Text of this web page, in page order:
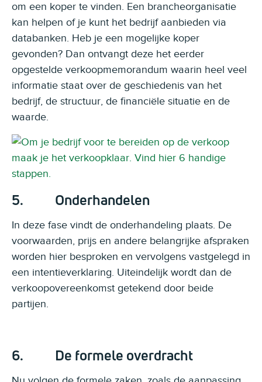
om een koper te vinden. Een brancheorganisatie
kan helpen of je kunt het bedrijf aanbieden via
databanken. Heb je een mogelijke koper
gevonden? Dan ontvangt deze het eerder
opgestelde verkoopmemorandum waarin heel veel
informatie staat over de geschiedenis van het
bedrijf, de structuur, de financiële situatie en de
waarde.
5. Onderhandelen
In deze fase vindt de onderhandeling plaats. De
voorwaarden, prijs en andere belangrijke afspraken
worden hier besproken en vervolgens vastgelegd in
een intentieverklaring. Uiteindelijk wordt dan de
verkoopovereenkomst getekend door beide
partijen.
6. De formele overdracht